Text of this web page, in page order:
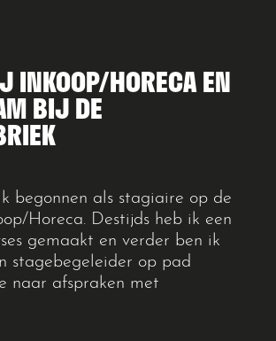
INKOOP/HORECA EN
BIJ DE
begonnen als stagiaire op de
Horeca. Destijds heb ik een
gemaakt en verder ben ik
stagebegeleider op pad
naar afspraken met